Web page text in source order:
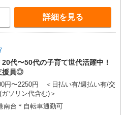
詳細を見る
代〜50代の子育て世代活躍中！
援員◎
円〜2250円 ＜日払い有/週払い有/交
ソリン代含む)＞
南台＊自転車通勤可